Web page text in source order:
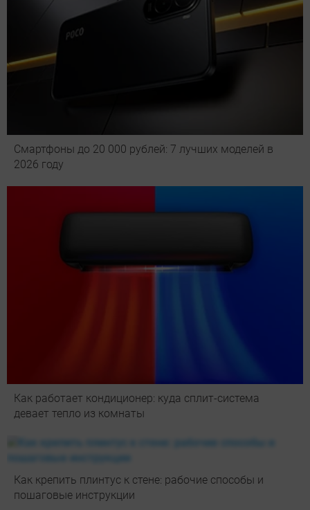
Смартфоны до 20 000 рублей: 7 лучших моделей в
2026 году
Как работает кондиционер: куда сплит-система
девает тепло из комнаты
Как крепить плинтус к стене: рабочие способы и
пошаговые инструкции